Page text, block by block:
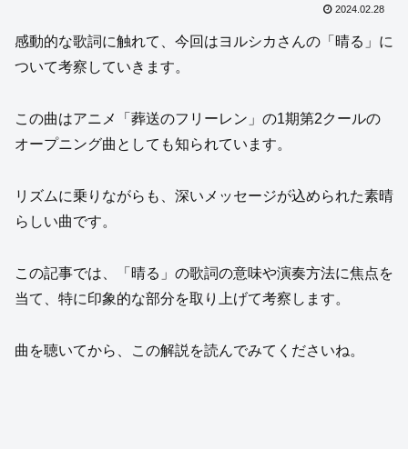
2024.02.28
感動的な歌詞に触れて、今回はヨルシカさんの「晴る」に
ついて考察していきます。
この曲はアニメ「葬送のフリーレン」の1期第2クールの
オープニング曲としても知られています。
リズムに乗りながらも、深いメッセージが込められた素晴
らしい曲です。
この記事では、「晴る」の歌詞の意味や演奏方法に焦点を
当て、特に印象的な部分を取り上げて考察します。
曲を聴いてから、この解説を読んでみてくださいね。